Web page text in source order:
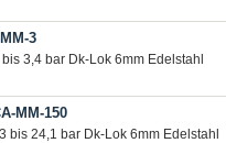
3
3,4 bar Dk-Lok 6mm Edelstahl
MM-150
bis 24,1 bar Dk-Lok 6mm Edelstahl